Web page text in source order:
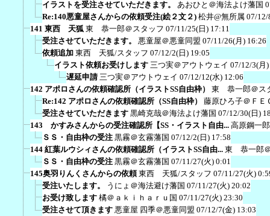
イラストを受注させていただきます。
あおひと＠海法よけ藩国
Re:140悪童屋さんからの依頼受注(絵２文２) 松井@無所属 07/12/
141 東西 天狐 東 恭一郎＠スタッフ 07/11/25(日) 17:11
受注させていただきます。
悪童屋＠悪童同盟 07/11/26(月) 16:26
依頼追加 東西 天狐/スタッフ 07/12/2(日) 19:05
イラスト依頼お受けします 三つ実＠アウトウェイ 07/12/3(月
遅延申請 三つ実＠アウトウェイ 07/12/12(水) 12:06
142 アポロさんの依頼確認所（イラストSS自由枠）
東 恭一郎＠ス
Re:142 アポロさんの依頼確認所（SS自由枠）
藤原ひろ子＠ＦＥ
受注させていただきます 黒崎克哉＠海法よけ藩国 07/12/30(日)
143 かすみさんからの受注確認所【SS・イラスト自由... 高原鋼一
ＳＳ・自由枠の受注 黒霧＠玄霧藩国 07/12/2(日) 17:58
144 紅葉ルウシィさんの依頼確認所（イラストSS自由... 東 恭一郎
ＳＳ・自由枠の受注 黒霧＠玄霧藩国 07/11/27(火) 0:01
145奥羽りんくさんからの依頼 東西 天狐/スタッフ 07/11/27(火)
受注いたします。
うにょ＠海法避け藩国 07/11/27(火) 20:02
お受け致します 橘＠ａｋｉｈａｒｕ国 07/11/27(火) 23:30
受注させて頂きます 悪童屋 四季＠悪童同盟 07/12/7(金) 13:03